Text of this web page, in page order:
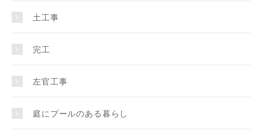
土工事
完工
左官工事
庭にプールのある暮らし